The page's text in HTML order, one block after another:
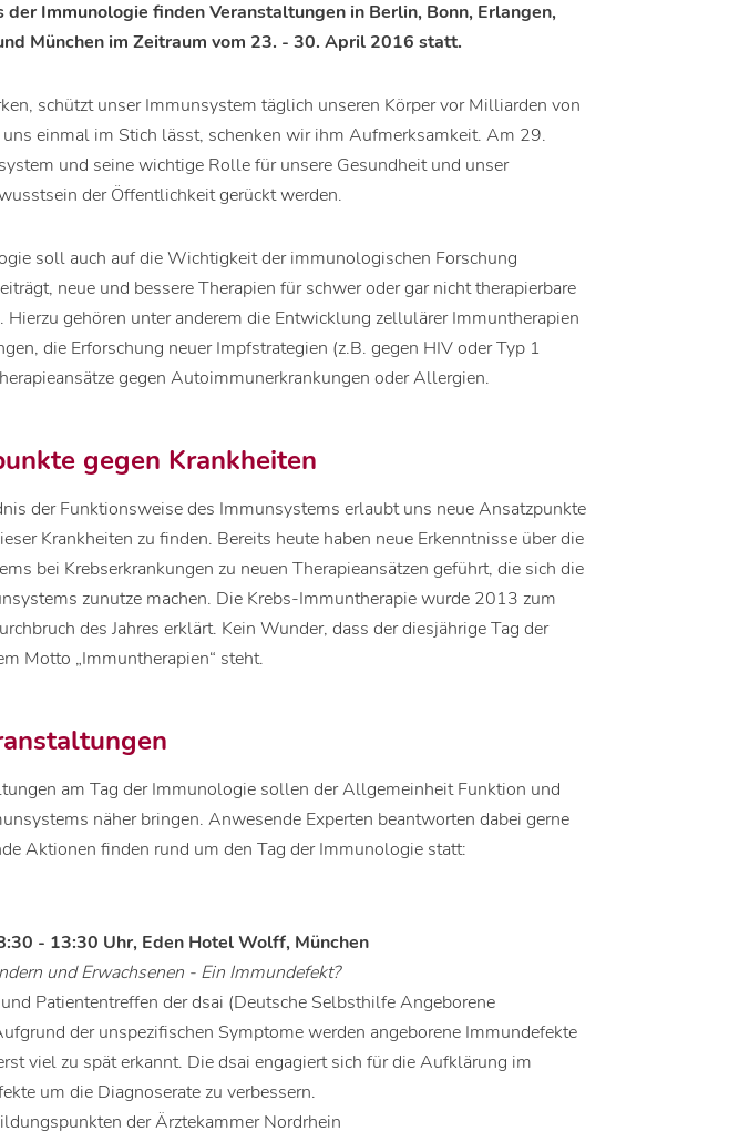
der Immunologie finden Veranstaltungen in Berlin, Bonn, Erlangen,
München im Zeitraum vom 23. - 30. April 2016 statt.
schützt unser Immunsystem täglich unseren Körper vor Milliarden von
einmal im Stich lässt, schenken wir ihm Aufmerksamkeit. Am 29.
und seine wichtige Rolle für unsere Gesundheit und unser
der Öffentlichkeit gerückt werden.
soll auch auf die Wichtigkeit der immunologischen Forschung
neue und bessere Therapien für schwer oder gar nicht therapierbare
Hierzu gehören unter anderem die Entwicklung zellulärer Immuntherapien
die Erforschung neuer Impfstrategien (z.B. gegen HIV oder Typ 1
gegen Autoimmunerkrankungen oder Allergien.
gegen Krankheiten
der Funktionsweise des Immunsystems erlaubt uns neue Ansatzpunkte
Krankheiten zu finden. Bereits heute haben neue Erkenntnisse über die
bei Krebserkrankungen zu neuen Therapieansätzen geführt, die sich die
zunutze machen. Die Krebs-Immuntherapie wurde 2013 zum
des Jahres erklärt. Kein Wunder, dass der diesjährige Tag der
Motto „Immuntherapien“ steht.
am Tag der Immunologie sollen der Allgemeinheit Funktion und
näher bringen. Anwesende Experten beantworten dabei gerne
Aktionen finden rund um den Tag der Immunologie statt:
- 13:30 Uhr, Eden Hotel Wolff, München
und Erwachsenen - Ein Immundefekt?
Patiententreffen der dsai (Deutsche Selbsthilfe Angeborene
der unspezifischen Symptome werden angeborene Immundefekte
viel zu spät erkannt. Die dsai engagiert sich für die Aufklärung im
um die Diagnoserate zu verbessern.
der Ärztekammer Nordrhein